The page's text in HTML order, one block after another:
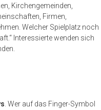
Kirchengemeinden,
Firmen,
Welcher Spielplatz noch
Interessierte wenden sich
. Wer auf das Finger-Symbol